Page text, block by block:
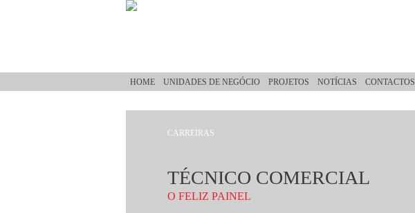
Passar para o conteúdo principal
HOME UNIDADES DE NEGÓCIO PROJETOS NOTÍCIAS CONTACTOS
CARREIRAS
TÉCNICO COMERCIAL
O FELIZ PAINEL